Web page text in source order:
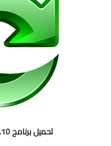
تحميل برنامج Free FileSync 14.10